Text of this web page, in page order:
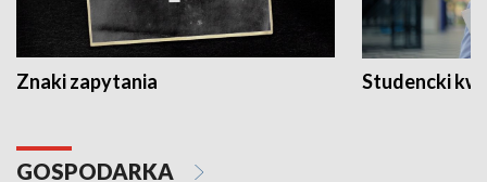
Znaki zapytania Studencki
GOSPODARKA